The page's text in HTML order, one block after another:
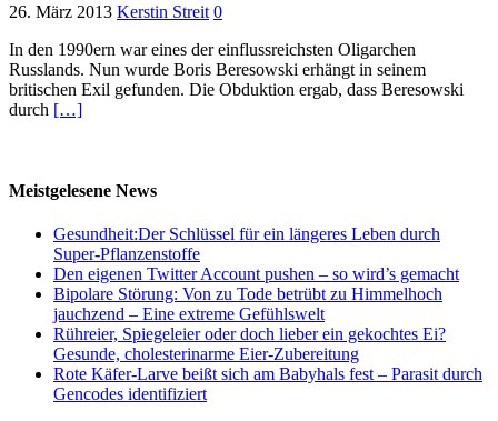
26. März 2013 Kerstin Streit 0
In den 1990ern war eines der einflussreichsten Oligarchen
Russlands. Nun wurde Boris Beresowski erhängt in seinem
britischen Exil gefunden. Die Obduktion ergab, dass Beresowski
durch […]
Meistgelesene News
Gesundheit:Der Schlüssel für ein längeres Leben durch
Super-Pflanzenstoffe
Den eigenen Twitter Account pushen – so wird’s gemacht
Bipolare Störung: Von zu Tode betrübt zu Himmelhoch
jauchzend – Eine extreme Gefühlswelt
Rühreier, Spiegeleier oder doch lieber ein gekochtes Ei?
Gesunde, cholesterinarme Eier-Zubereitung
Rote Käfer-Larve beißt sich am Babyhals fest – Parasit durch
Gencodes identifiziert